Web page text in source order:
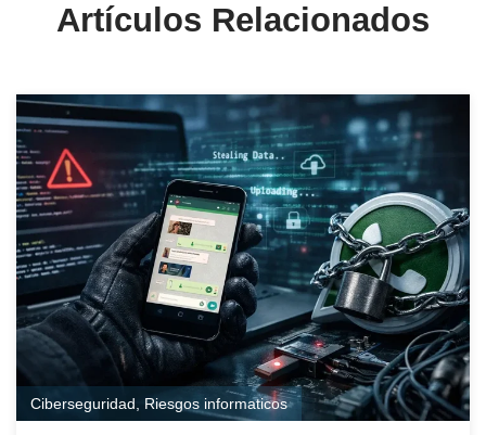
Artículos Relacionados
Ciberseguridad Riesgos informaticos